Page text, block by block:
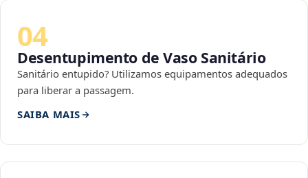
04
Desentupimento de Vaso Sanitário
Sanitário entupido? Utilizamos equipamentos adequados
para liberar a passagem.
SAIBA MAIS